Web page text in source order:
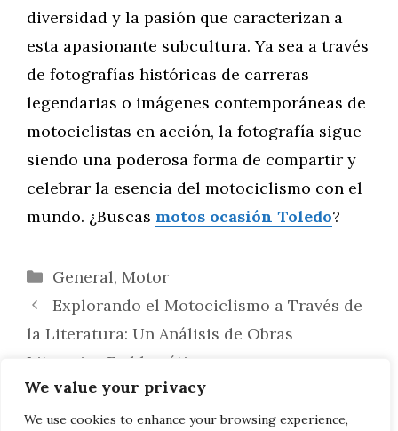
We value your privacy
We use cookies to enhance your browsing experience,
diversidad y la pasión que caracterizan a
esta apasionante subcultura. Ya sea a través
de fotografías históricas de carreras
legendarias o imágenes contemporáneas de
motociclistas en acción, la fotografía sigue
siendo una poderosa forma de compartir y
celebrar la esencia del motociclismo con el
mundo. ¿Buscas motos ocasión Toledo?
Categorías
General, Motor
Explorando el Motociclismo a Través de
la Literatura: Un Análisis de Obras
Literarias Emblemáticas
Cómo Organizar una Sesión Fotográfica
con tu Moto: Consejos para Capturar la